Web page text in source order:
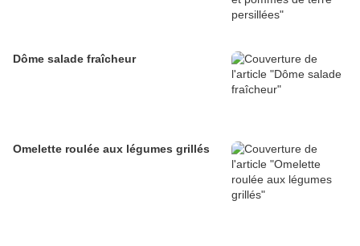
Dôme salade fraîcheur
Omelette roulée aux légumes grillés